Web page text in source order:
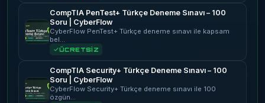
CompTIA PenTest+ Türkçe Deneme Sınavı – 100
Soru | CyberFlow
CyberFlow PenTest+ Türkçe deneme sınavı ile kapsam
bel…
ÜCRETSİZ
CompTIA Security+ Türkçe Deneme Sınavı – 100
Soru | CyberFlow
CyberFlow Security+ Türkçe deneme sınavı ile 100
özgün…